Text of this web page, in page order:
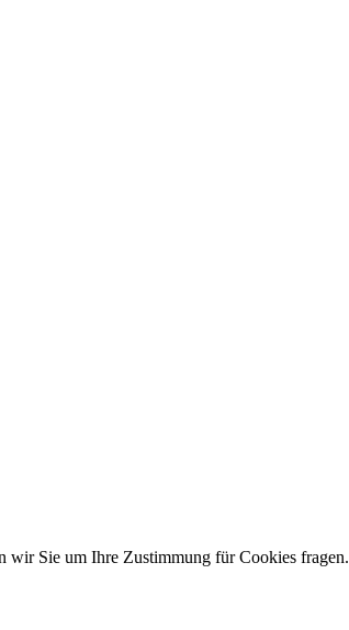
wir Sie um Ihre Zustimmung für Cookies fragen.